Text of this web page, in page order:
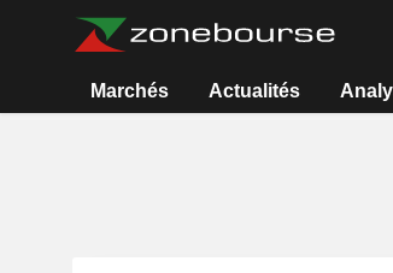
Marchés Actualités